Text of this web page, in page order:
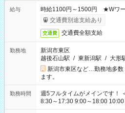
給与
時給1100円～1500円 ★Wワ
交通費別途支給あり
交通費 交通費全額支給
勤務地
新潟市東区
越後石山駅 / 東新潟駅 / 大形
新潟市東区など…勤務地多数
ます。
勤務時間
週5フルタイムがメインです！
8:30～17:30 9:00～18:00
その他にも勤務時間多数！ 日